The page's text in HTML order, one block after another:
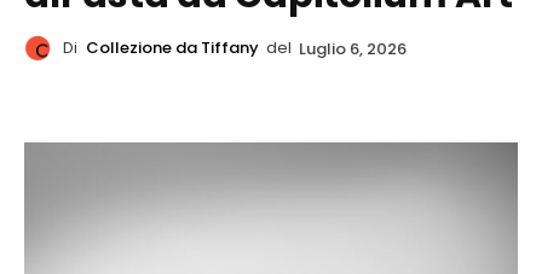
Di Collezione da Tiffany del Luglio 6, 2026